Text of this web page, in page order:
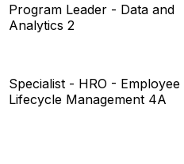
Program Leader - Data and
Analytics 2
Specialist - HRO - Employee
Lifecycle Management 4A